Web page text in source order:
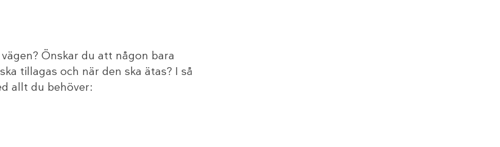
Önskar du att någon bara
tillagas och när den ska ätas? I så
allt du behöver: